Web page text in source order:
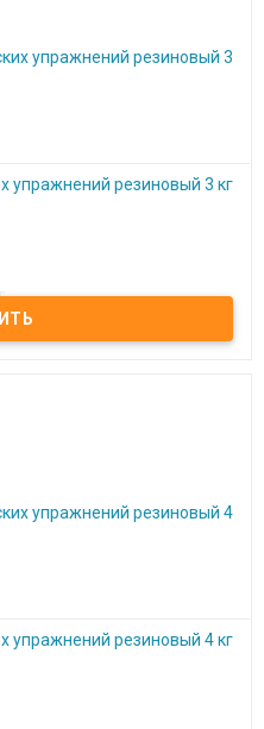
упражнений резиновый 3 кг
резиновый 3 кг
упражнений резиновый 4 кг